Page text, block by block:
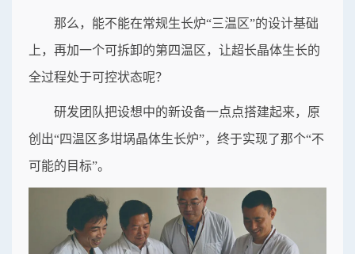
那么，能不能在常规生长炉“三温区”的设计基础
上，再加一个可拆卸的第四温区，让超长晶体生长的
全过程处于可控状态呢？
研发团队把设想中的新设备一点点搭建起来，原
创出“四温区多坩埚晶体生长炉”，终于实现了那个“不
可能的目标”。